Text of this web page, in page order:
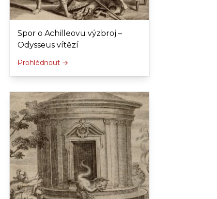
Spor o Achilleovu výzbroj –
Odysseus vítězí
Prohlédnout →